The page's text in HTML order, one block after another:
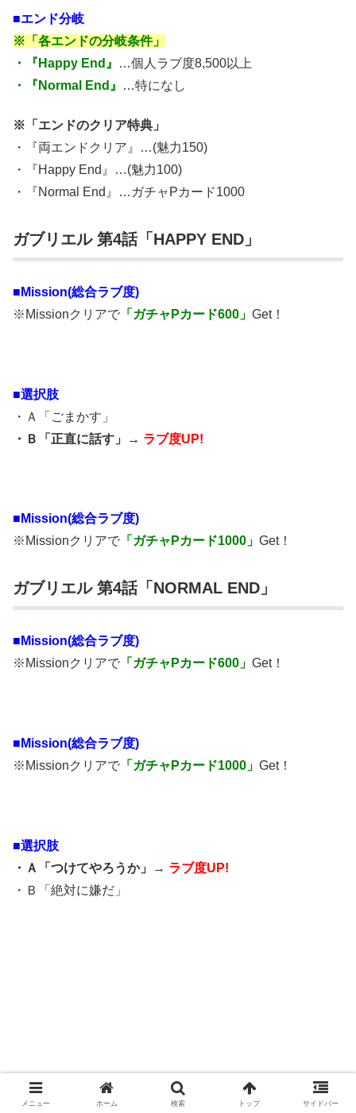
■エンド分岐
※「各エンドの分岐条件」
・『Happy End』
…個人ラブ度8,500以上
・『Normal End』
…特になし
※「エンドのクリア特典」
・『両エンドクリア』…(魅力150)
・『Happy End』…(魅力100)
・『Normal End』…ガチャPカード1000
ガブリエル 第4話「HAPPY END」
■Mission(総合ラブ度)
※Missionクリアで 「ガチャPカード600」 Get！
■選択肢
・Ａ「ごまかす」
・Ｂ「正直に話す」→ ラブ度UP!
■Mission(総合ラブ度)
※Missionクリアで 「ガチャPカード1000」 Get！
ガブリエル 第4話「NORMAL END」
■Mission(総合ラブ度)
※Missionクリアで 「ガチャPカード600」 Get！
■Mission(総合ラブ度)
※Missionクリアで 「ガチャPカード1000」 Get！
■選択肢
・Ａ「つけてやろうか」→ ラブ度UP!
・Ｂ「絶対に嫌だ」
メニュー ホーム 検索 トップ サイドバー